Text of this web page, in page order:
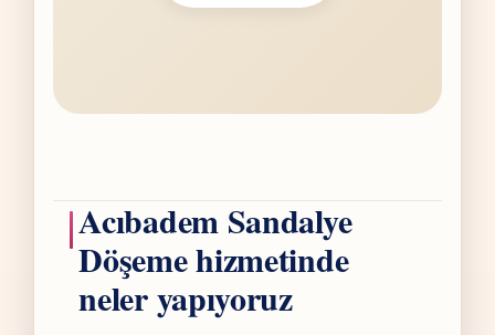
Acıbadem Sandalye
Döşeme hizmetinde
neler yapıyoruz